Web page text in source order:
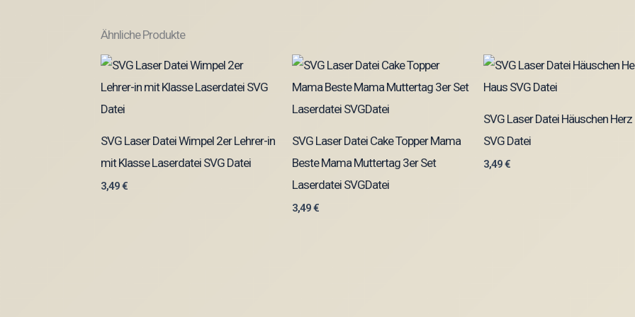
Ähnliche Produkte
SVG Laser Datei Wimpel 2er Lehrer-in
mit Klasse Laserdatei SVG Datei
3,49€
SVG Laser Datei Cake Topper Mama
Beste Mama Muttertag 3er Set
Laserdatei SVGDatei
3,49€
SVG Laser Datei Häuschen Herz
SVG Datei
3,49€